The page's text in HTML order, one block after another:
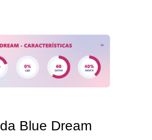
Blue Dream